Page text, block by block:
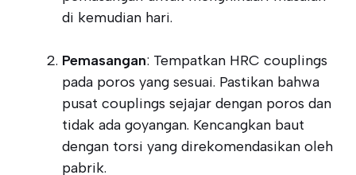
di kemudian hari.
Pemasangan: Tempatkan HRC couplings
pada poros yang sesuai. Pastikan bahwa
pusat couplings sejajar dengan poros dan
tidak ada goyangan. Kencangkan baut
dengan torsi yang direkomendasikan oleh
pabrik.